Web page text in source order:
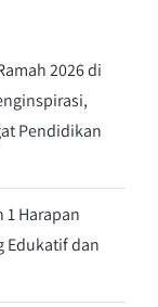
2026 di
Pendidikan
1 Harapan
Edukatif dan